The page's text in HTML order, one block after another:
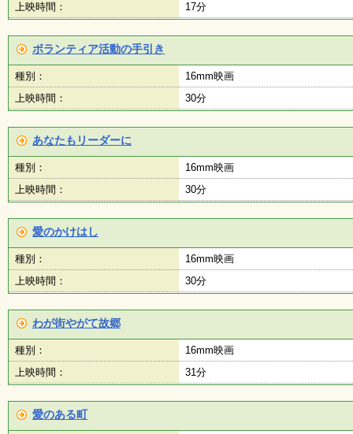
メ
ル
マ
ガ
録
よ
く
あ
る
ご
質
講
師
・
ン
ス
ト
ラ
ク
タ
上映時間：
17分
ボランティア活動の手引き
種別：
16mm映画
上映時間：
30分
あなたもリーダーに
種別：
16mm映画
上映時間：
30分
愛のかけはし
種別：
16mm映画
上映時間：
30分
わが街やがて故郷
種別：
16mm映画
上映時間：
31分
愛のある町